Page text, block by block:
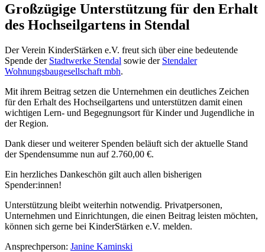
Großzügige Unterstützung für den Erhalt
des Hochseilgartens in Stendal
Der Verein KinderStärken e.V. freut sich über eine bedeutende
Spende der Stadtwerke Stendal sowie der Stendaler
Wohnungsbaugesellschaft mbh.
Mit ihrem Beitrag setzen die Unternehmen ein deutliches Zeichen
für den Erhalt des Hochseilgartens und unterstützen damit einen
wichtigen Lern- und Begegnungsort für Kinder und Jugendliche in
der Region.
Dank dieser und weiterer Spenden beläuft sich der aktuelle Stand
der Spendensumme nun auf 2.760,00 €.
Ein herzliches Dankeschön gilt auch allen bisherigen
Spender:innen!
Unterstützung bleibt weiterhin notwendig. Privatpersonen,
Unternehmen und Einrichtungen, die einen Beitrag leisten möchten,
können sich gerne bei KinderStärken e.V. melden.
Ansprechperson: Janine Kaminski